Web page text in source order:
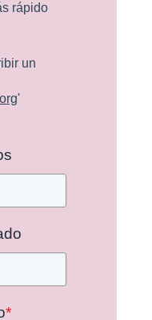
rápido
un
'
*